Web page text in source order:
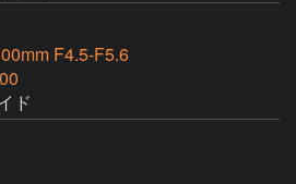
F4.5-F5.6
ド